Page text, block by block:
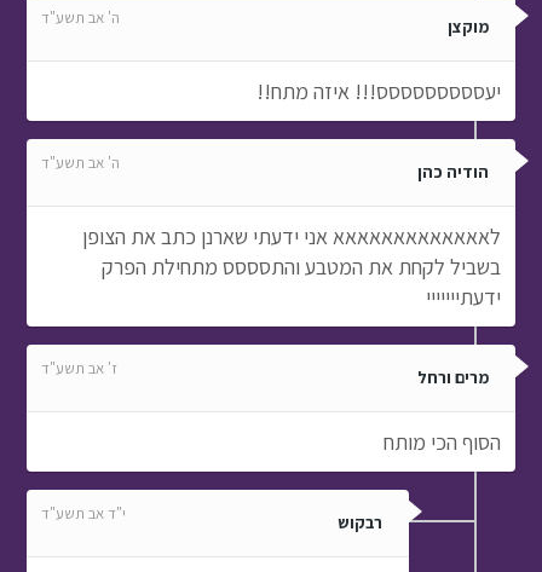
מוקצן ה' אב תשע"ד
יעססססססססס!!! איזה מתח!!
הודיה כהן ה' אב תשע"ד
לאאאאאאאאאאאאא אני ידעתי שארנן כתב את הצופן
בשביל לקחת את המטבע והתסססס מתחילת הפרק
ידעתייייייי
מרים ורחל ז' אב תשע"ד
הסוף הכי מותח
רבקוש י"ד אב תשע"ד